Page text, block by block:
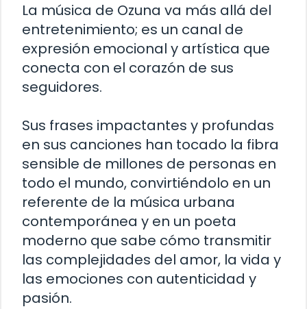
La música de Ozuna va más allá del
entretenimiento; es un canal de
expresión emocional y artística que
conecta con el corazón de sus
seguidores.
Sus frases impactantes y profundas
en sus canciones han tocado la fibra
sensible de millones de personas en
todo el mundo, convirtiéndolo en un
referente de la música urbana
contemporánea y en un poeta
moderno que sabe cómo transmitir
las complejidades del amor, la vida y
las emociones con autenticidad y
pasión.